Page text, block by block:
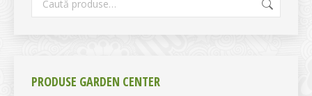
PRODUSE GARDEN CENTER